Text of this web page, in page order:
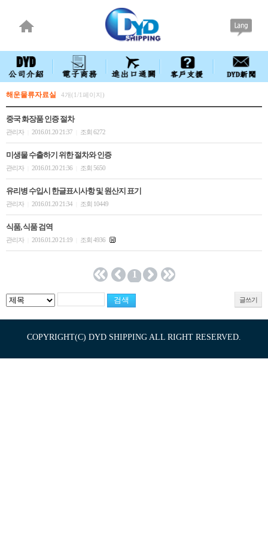
해운물류자료실 4개(1/1페이지)
중국 화장품 인증 절차
관리자 2016.01.20 21:37 조회 6272
미생물 수출하기 위한 절차와 인증
관리자 2016.01.20 21:36 조회 5650
유리병 수입시 한글표시사항 및 원산지 표기
관리자 2016.01.20 21:34 조회 10449
식품, 식품 검역
관리자 2016.01.20 21:19 조회 4936
1
글쓰기
COPYRIGHT(C) DYD SHIPPING ALL RIGHT RESERVED.